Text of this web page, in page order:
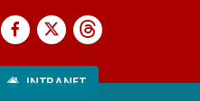
INTRANET